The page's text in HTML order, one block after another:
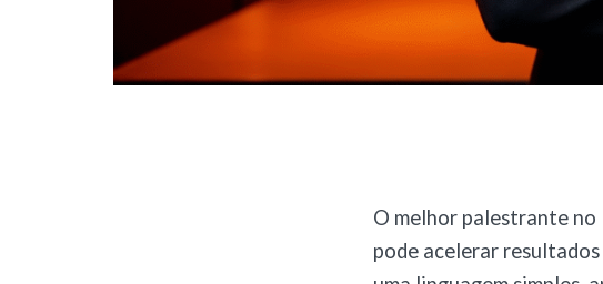
O melhor palestrante
pode acelerar resultados